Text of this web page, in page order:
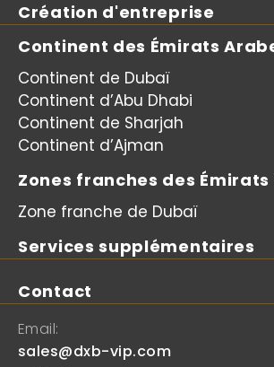
Création d'entreprise
Continent des Émirats
Continent de Dubaï
Continent d’Abu Dhabi
Continent de Sharjah
Continent d’Ajman
Zones franches des Émirats
Zone franche de Dubaï
Services supplémentaires
Contact
Email:
sales@dxb-vip.com